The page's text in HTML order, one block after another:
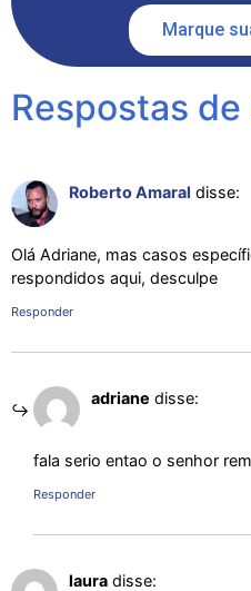
Marque
Respostas de
Roberto Amaral disse:
Olá Adriane, mas casos
respondidos aqui, desculpe
Responder
adriane disse:
fala serio entao o senhor
Responder
laura disse: